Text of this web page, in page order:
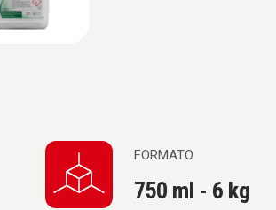
FORMATO
750 ml - 6 kg